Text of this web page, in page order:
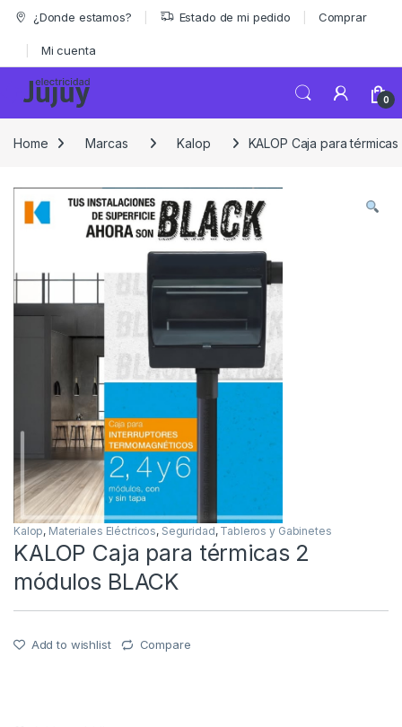
Skip to navigation
Skip to content
¿Donde estamos? Estado de mi pedido Comprar
Mi cuenta
0
Home Marcas Kalop KALOP Caja para
Kalop, Materiales Eléctricos, Seguridad, Tableros y Gabinetes
KALOP Caja para térmicas 2
módulos BLACK
Add to wishlist Compare